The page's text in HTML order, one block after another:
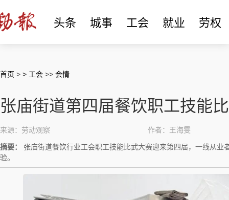
头条 城事 工会 就业 劳权
首页 > > 工会 >> 会情
张庙街道第四届餐饮职工技能
来源：劳动观察 作者：王海雯
摘要：
张庙街道餐饮行业工会职工技能比武大赛迎来第四届，一线从
验。